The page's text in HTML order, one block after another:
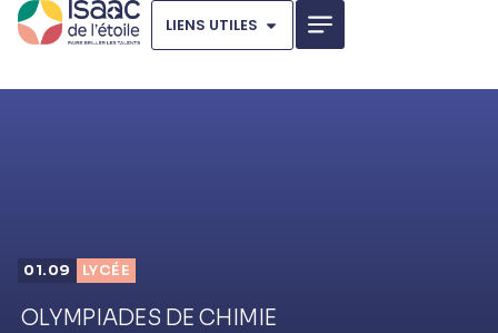
LIENS UTILES
01.09 LYCÉE
OLYMPIADES DE CHIMIE